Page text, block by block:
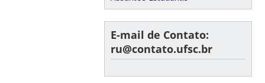
E-mail de Contato:
ru@contato.ufsc.br